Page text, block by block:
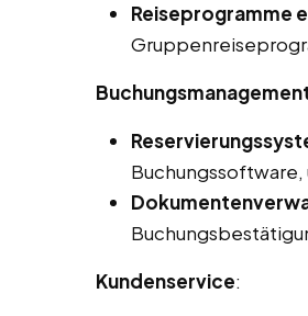
Reiseprogramme
Buchungssoftware,
Kundenservice: